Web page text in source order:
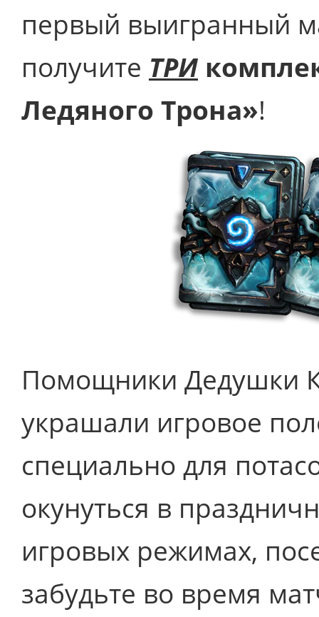
первый выигранный
получите ТРИ
Ледяного Трона»!
Помощники Дедушки
украшали игровое
специально для
окунуться в
игровых режимах,
забудьте во время